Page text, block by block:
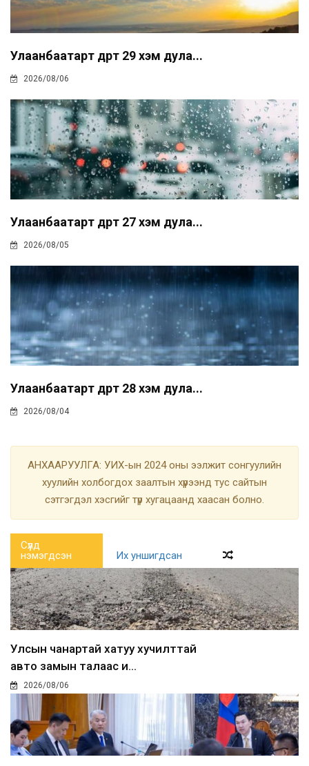
Улаанбаатарт өдөртөө 29 хэм дула...
2026/08/06
Улаанбаатарт өдөртөө 27 хэм дула...
2026/08/05
Улаанбаатарт өдөртөө 28 хэм дула...
2026/08/04
АНХААРУУЛГА: УИХ-ын 2024 оны ээлжит сонгуулийн
хуулийн холбогдох заалтын хүрээнд тус сайтын
сэтгэгдэл хэсгийг түр хугацаанд хаасан болно.
Сүүлд
нэмэгдсэн
Их уншигдсан
Улсын чанартай хатуу хучилттай
авто замын талаас и...
2026/08/06